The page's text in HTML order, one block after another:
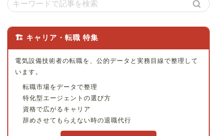
🏗 キャリア・転職 特集
電気設備技術者の転職を、公的データと実務目線で整理して
います。
転職市場をデータで整理
特化型エージェントの選び方
資格で広がるキャリア
辞めさせてもらえない時の退職代行